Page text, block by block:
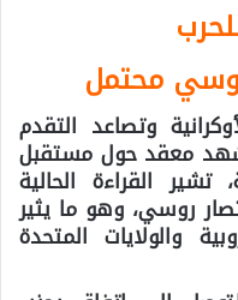
روسي محتمل
وتصاعد التقدم
معقد حول مستقبل
تشير القراءة الحالية
روسي، وهو ما يثير
والولايات المتحدة